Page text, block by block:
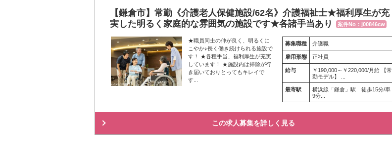
【鎌倉市】常勤《介護老人保健施設/62名》介護福祉士★福利厚生が充
実した明るく家庭的な雰囲気の施設です★各諸手当あり
案件No：j00846cw
募集職種 介護職
雇用形態 正社員
給与
￥190,000～￥220,000/月給 【常
勤モデル】 ...
最寄駅
横浜線「鎌倉」駅　徒歩15分/車
9分...
★職員同士の仲が良く、明るくに
こやか♪長く働き続けられる施設で
す！ ★各種手当、福利厚生が充実
しています！ ★施設内は掃除が行
き届いておりとってもキレイで
す...
この求人募集を詳しく見る